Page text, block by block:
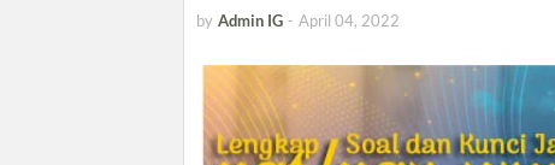
by Admin IG - April 04, 2022